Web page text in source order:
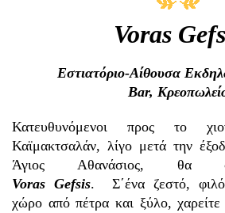
Voras
Εστιατόριο-Αίθουσα
Bar,
Κατευθυνόμενοι προς το
Καϊμακτσαλάν, λίγο μετά την
Άγιος Αθανάσιος, θα
Voras Gefsis. Σ΄ένα ζεστό,
χώρo από πέτρα και ξύλο, χαρείτε